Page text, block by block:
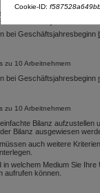
wenn sie 2 der 3
Geschäftsjahr 2023
bei Geschäftsjahresbeginn
zu 10 Arbeitnehmern
bei Geschäftsjahresbeginn
zu 10 Arbeitnehmern
Bilanz
Bilanz ausgewiesen
auch weitere
welchem Medium Sie
aufrufen können.
Cookie-ID: